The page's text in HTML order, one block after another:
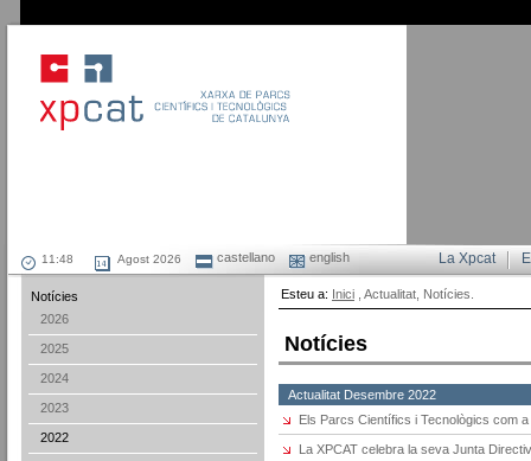
Agost 2026 castellano english La Xpcat
Notícies
2026
2025
2024
2023
2022
Esteu a: Inici , Actualitat, Notícies.
Notícies
Actualitat Desembre 2022
Els Parcs Científics i Tecnològics com
La XPCAT celebra la seva Junta